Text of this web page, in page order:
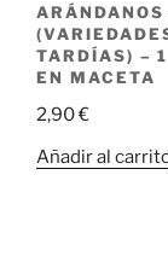
ARÁNDANOS
TARDÍAS) –
EN MACETA
2,90€
Añadir al